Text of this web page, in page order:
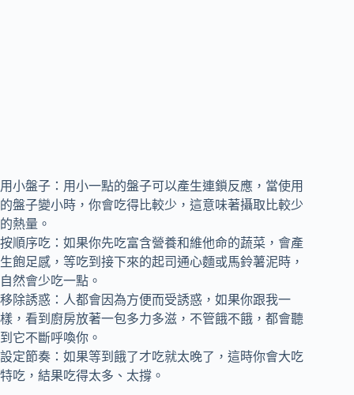
用小盤子：用小一點的盤子可以產生連鎖反應，當使用
的盤子變小時，你會吃得比較少，這意味著攝取比較少
的熱量。
按順序吃：如果你先吃富含營養和維他命的蔬菜，會產
生飽足感，等吃到接下來的起司通心麵或馬鈴薯泥時，
自然會少吃一點。
移除誘惑：人都會因為方便而受誘惑，如果你跟我一
樣，看到廚房放著一包多力多滋，不管餓不餓，都會聽
到它不斷呼喚你。
設定節奏：如果等到餓了才吃就太晚了，這時你會大吃
特吃，結果吃得太多、太撐。